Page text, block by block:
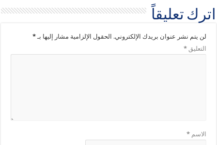
اترك تعليقاً
لن يتم نشر عنوان بريدك الإلكتروني. الحقول الإلزامية مشار إليها بـ*
التعليق*
الاسم*